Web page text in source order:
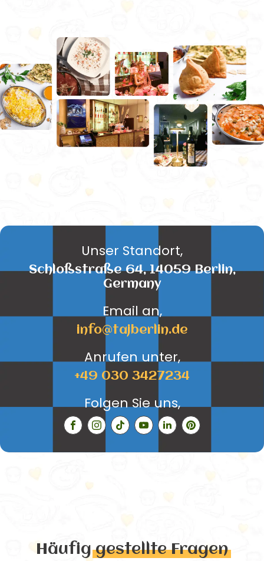
Unser Standort,
Schloßstraße 64, 14059 Berlin,
Germany
Email an,
info@tajberlin.de
Anrufen unter,
+49 030 3427234
Folgen Sie uns,
Häufiggestellte Fragen